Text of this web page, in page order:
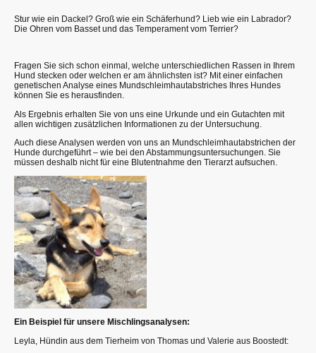
Stur wie ein Dackel? Groß wie ein Schäferhund? Lieb wie ein Labrador?
Die Ohren vom Basset und das Temperament vom Terrier?
Fragen Sie sich schon einmal, welche unterschiedlichen Rassen in Ihrem
Hund stecken oder welchen er am ähnlichsten ist? Mit einer einfachen
genetischen Analyse eines Mundschleimhautabstriches Ihres Hundes
können Sie es herausfinden.
Als Ergebnis erhalten Sie von uns eine Urkunde und ein Gutachten mit
allen wichtigen zusätzlichen Informationen zu der Untersuchung.
Auch diese Analysen werden von uns an Mundschleimhautabstrichen der
Hunde durchgeführt – wie bei den Abstammungsuntersuchungen. Sie
müssen deshalb nicht für eine Blutentnahme den Tierarzt aufsuchen.
Ein Beispiel für unsere Mischlingsanalysen:
Leyla, Hündin aus dem Tierheim von Thomas und Valerie aus Boostedt: